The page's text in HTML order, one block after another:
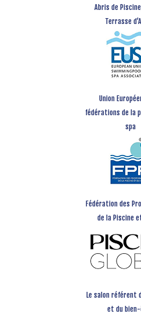
Abris de
Terrasse
Union
fédérations de la
spa
Fédération des
de la Piscine
Le salon référent
et du